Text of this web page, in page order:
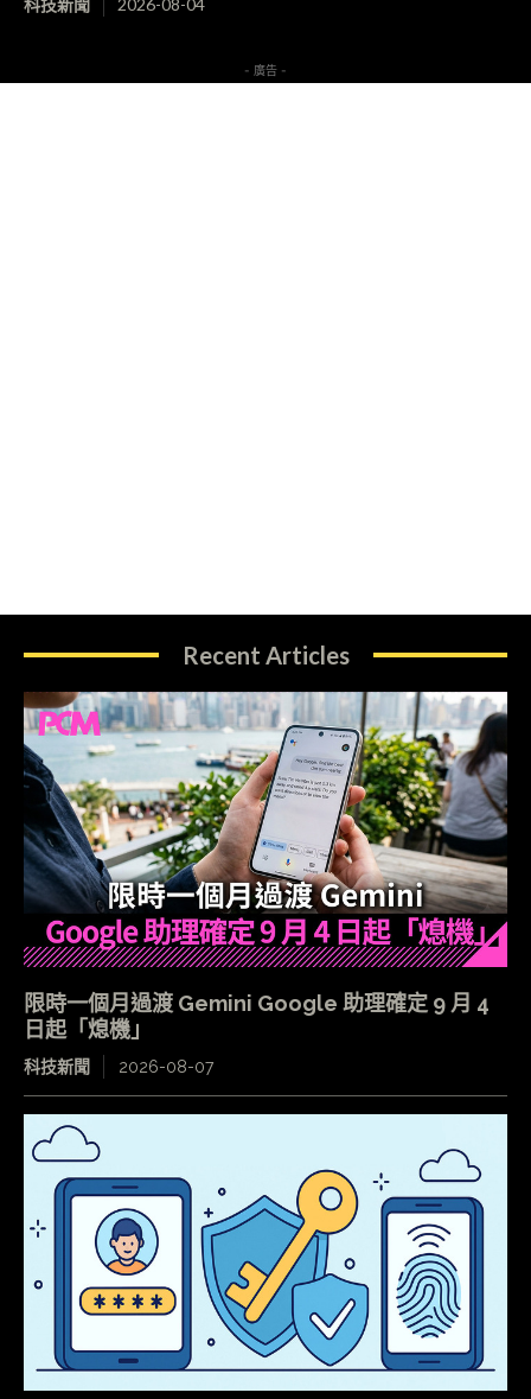
- 廣告 -
Recent Articles
限時一個月過渡 Gemini Google 助理確定 9 月 4
日起「熄機」
科技新聞 2026-08-07